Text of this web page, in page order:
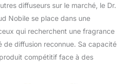
diffuseurs sur le marché, le Dr.
Nobile se place dans une
qui recherchent une fragrance
de diffusion reconnue. Sa capacité
compétitif face à des